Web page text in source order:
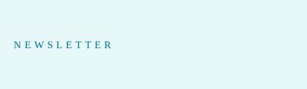
NEWSLETTER